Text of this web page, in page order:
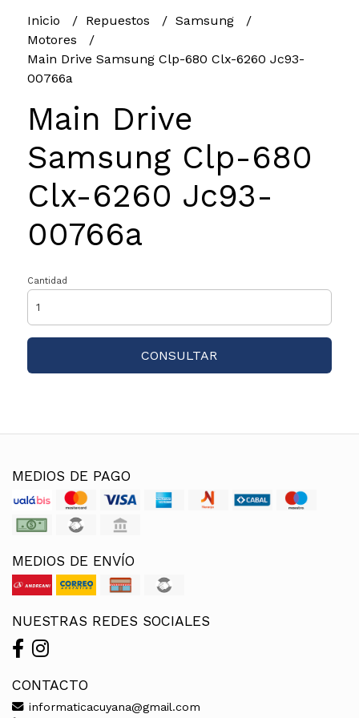
Inicio Repuestos
Samsung
Motores
Main Drive Samsung Clp-680 Clx-6260 Jc93-
00766a
Main Drive
Samsung Clp-680
Clx-6260 Jc93-
00766a
Cantidad
CONSULTAR
MEDIOS DE PAGO
MEDIOS DE ENVÍO
NUESTRAS REDES SOCIALES
CONTACTO
informaticacuyana@gmail.com